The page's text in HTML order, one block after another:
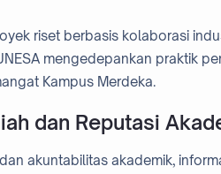
riset berbasis kolaborasi
mengedepankan praktik
Kampus Merdeka.
dan Reputasi
akuntabilitas akademik,